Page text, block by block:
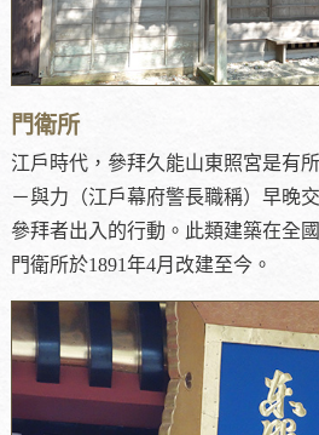
門衛所
江戶時代，參拜久能山東照宮是有
－與力（江戶幕府警長職稱）早晚
參拜者出入的行動。此類建築在全
門衛所於1891年4月改建至今。